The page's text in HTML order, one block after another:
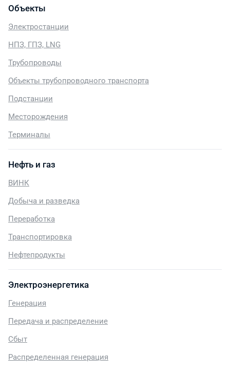
Объекты
Электростанции
НПЗ, ГПЗ, LNG
Трубопроводы
Объекты трубопроводного транспорта
Подстанции
Месторождения
Терминалы
Нефть и газ
ВИНК
Добыча и разведка
Переработка
Транспортировка
Нефтепродукты
Электроэнергетика
Генерация
Передача и распределение
Сбыт
Распределенная генерация